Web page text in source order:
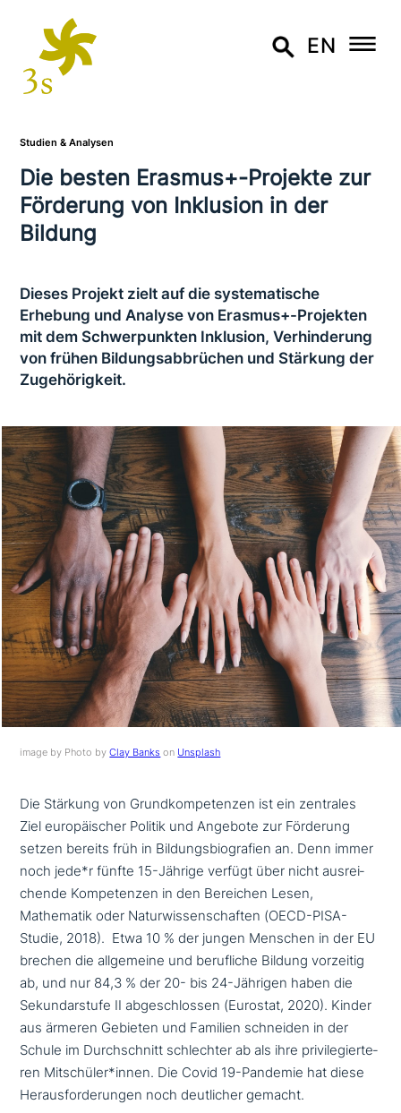
EN
Studien & Analysen
Die besten Erasmus+-Projekte zur
Förderung von Inklusion in der
Bildung
Dieses Projekt zielt auf die syste­ma­ti­sche
Erhebung und Analyse von Erasmus+-Projekten
mit dem Schwerpunkten Inklusion, Verhinderung
von frühen Bildungsabbrüchen und Stärkung der
Zugehörigkeit.
image by Photo byClay Banks on Unsplash
Die Stärkung von Grundkompetenzen ist ein zentrales
Ziel euro­päi­scher Politik und Angebote zur Förderung
setzen bereits früh in Bildungsbiografien an. Denn immer
noch jede*r fünfte 15-Jährige verfügt über nicht aus­rei­
chen­de Kompetenzen in den Bereichen Lesen,
Mathematik oder Naturwissenschaften (OECD-PISA-
Studie, 2018). Etwa 10 % der jungen Menschen in der EU
brechen die all­ge­mei­ne und beruf­li­che Bildung vorzeitig
ab, und nur 84,3 % der 20- bis 24-Jährigen haben die
Sekundarstufe II abge­schlos­sen (Eurostat, 2020). Kinder
aus ärmeren Gebieten und Familien schneiden in der
Schule im Durchschnitt schlech­ter ab als ihre pri­vi­le­gier­te­
ren Mitschüler*innen. Die Covid 19-Pandemie hat diese
Herausforderungen noch deut­li­cher gemacht.